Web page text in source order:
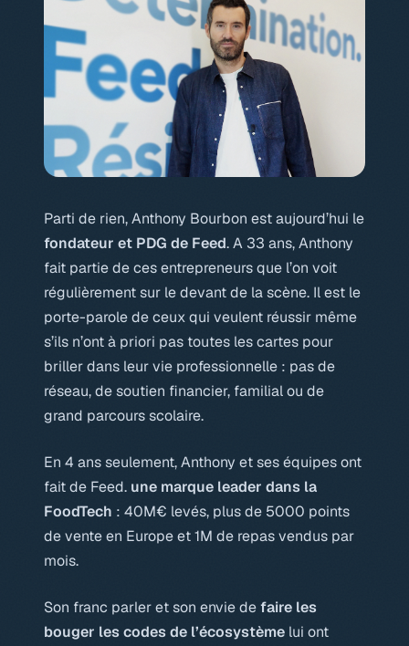
Parti de rien, Anthony Bourbon est aujourd’hui le
fondateur et PDG de Feed. A 33 ans, Anthony
fait partie de ces entrepreneurs que l’on voit
régulièrement sur le devant de la scène. Il est le
porte-parole de ceux qui veulent réussir même
s’ils n’ont à priori pas toutes les cartes pour
briller dans leur vie professionnelle : pas de
réseau, de soutien financier, familial ou de
grand parcours scolaire.
En 4 ans seulement, Anthony et ses équipes ont
fait de Feed. une marque leader dans la
FoodTech : 40M€ levés, plus de 5000 points
de vente en Europe et 1M de repas vendus par
mois.
Son franc parler et son envie defaire les
bouger les codes de l’écosystème lui ont